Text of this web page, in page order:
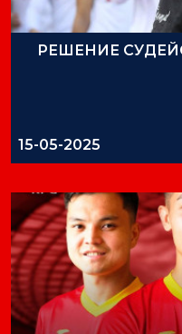
РЕШЕНИЕ
15-05-2025